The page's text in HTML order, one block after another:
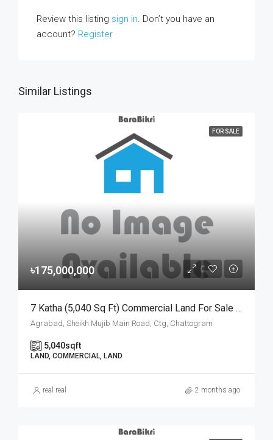
Review this listing sign in. Don’t you have an
account? Register
Similar Listings
FOR SALE
৳175,000,000
7 Katha (5,040 Sq Ft) Commercial Land For Sale At Agrabad Sheikh Mujib Main Road, Chattogram | চট্টগ্রামের আগ্রাবাদ শেখ মুজিব মেইন রোডে ৭ কাঠার বাণিজ্যিক প্লট বিক্রয়
Agrabad, Sheikh Mujib Main Road, Ctg, Chattogram
5,040sqft
LAND, COMMERCIAL, LAND
real real 2 months ago